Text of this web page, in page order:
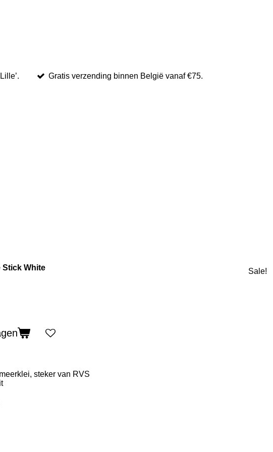
Gratis verzending binnen België vanaf €75.
Stick White Sale!
steker van RVS